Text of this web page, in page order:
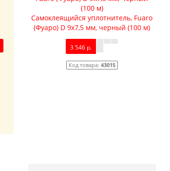
Самоклеящийся уплотнитель, Fuaro
(Фуаро) D 9х7,5 мм, черный (100 м)
3 546 р.
Код товара: 43015